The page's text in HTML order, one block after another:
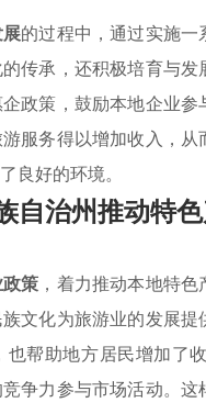
的过程中，通过实施一
传承，还积极培育与发
政策，鼓励本地企业
服务得以增加收入，
良好的环境。
自治州推动特
策 ，着力推动本地特
文化为旅游业的发展
帮助地方居民增加了
争力参与市场活动。